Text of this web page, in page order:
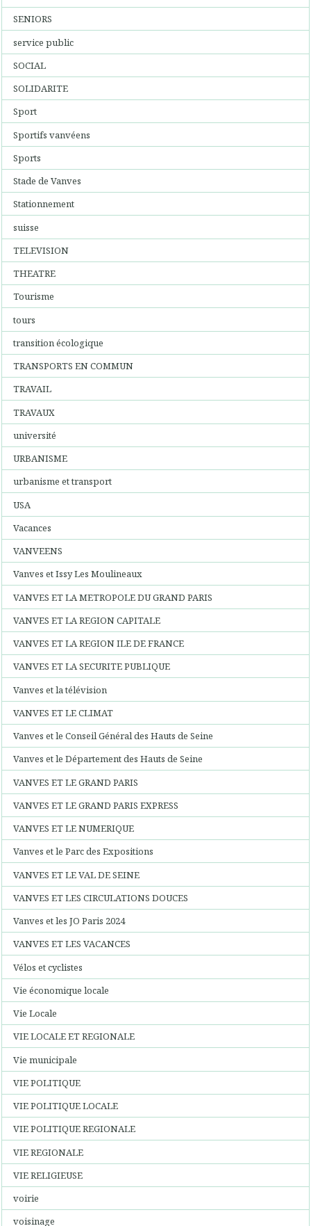
SENIORS
service public
SOCIAL
SOLIDARITE
Sport
Sportifs vanvéens
Sports
Stade de Vanves
Stationnement
suisse
TELEVISION
THEATRE
Tourisme
tours
transition écologique
TRANSPORTS EN COMMUN
TRAVAIL
TRAVAUX
université
URBANISME
urbanisme et transport
USA
Vacances
VANVEENS
Vanves et Issy Les Moulineaux
VANVES ET LA METROPOLE DU GRAND PARIS
VANVES ET LA REGION CAPITALE
VANVES ET LA REGION ILE DE FRANCE
VANVES ET LA SECURITE PUBLIQUE
Vanves et la télévision
VANVES ET LE CLIMAT
Vanves et le Conseil Général des Hauts de Seine
Vanves et le Département des Hauts de Seine
VANVES ET LE GRAND PARIS
VANVES ET LE GRAND PARIS EXPRESS
VANVES ET LE NUMERIQUE
Vanves et le Parc des Expositions
VANVES ET LE VAL DE SEINE
VANVES ET LES CIRCULATIONS DOUCES
Vanves et les JO Paris 2024
VANVES ET LES VACANCES
Vélos et cyclistes
Vie économique locale
Vie Locale
VIE LOCALE ET REGIONALE
Vie municipale
VIE POLITIQUE
VIE POLITIQUE LOCALE
VIE POLITIQUE REGIONALE
VIE REGIONALE
VIE RELIGIEUSE
voirie
voisinage